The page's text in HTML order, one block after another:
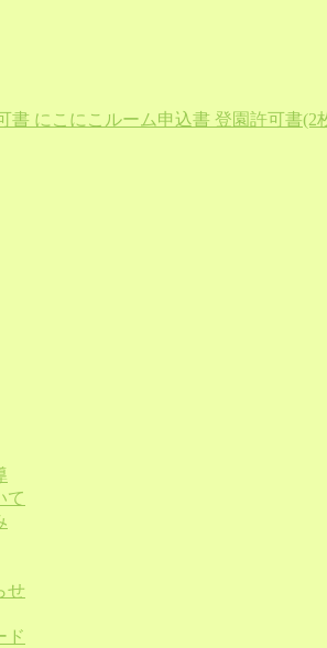
書 にこにこルーム申込書 登園許可書(2
て
せ
ド